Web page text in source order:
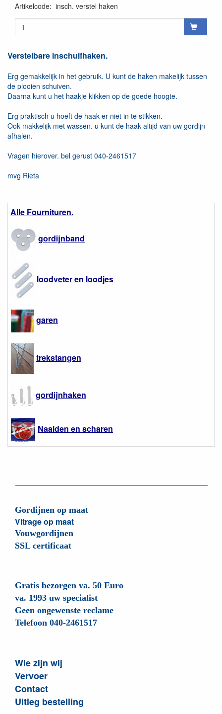
Alle Fournituren.
gordijnband
loodveter en loodjes
garen
trekstangen
gordijnhaken
Naalden en scharen
Artikelcode: insch. verstel haken
Verstelbare inschuifhaken.
Erg gemakkelijk in het gebruik. U kunt de haken makelijk tussen
de plooien schuiven.
Daarna kunt u het haakje klikken op de goede hoogte.
Erg praktisch u hoeft de haak er niet in te stikken.
Ook makkelijk met wassen. u kunt de haak altijd van uw gordijn
afhalen.
Vragen hierover. bel gerust 040-2461517
mvg Rieta
Gordijnen op maat
Vitrage op maat
Vouwgordijnen
SSL certificaat
Gratis bezorgen va. 50 Euro
va. 1993 uw specialist
Geen ongewenste reclame
Telefoon 040-2461517
Wie zijn wij
Vervoer
Contact
Uitleg bestelling